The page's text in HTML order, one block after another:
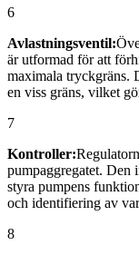
6
Avlastningsventil:
är utformad för att
maximala tryckgräns.
en viss gräns, vilket
7
Kontroller:
pumpaggregatet. Den
styra pumpens
och identifiering av
8